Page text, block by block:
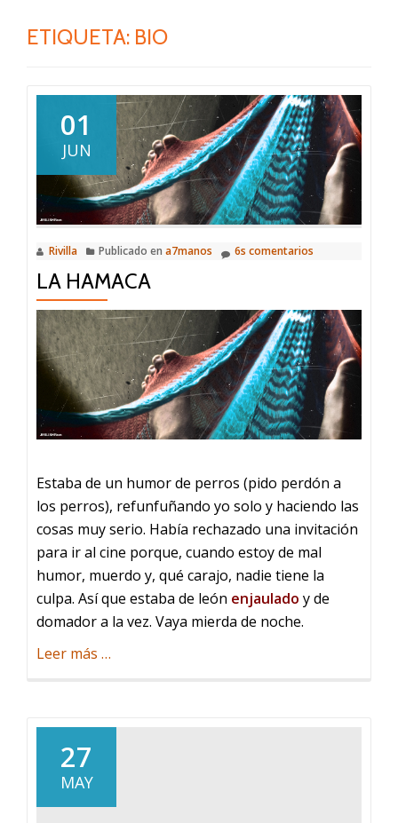
ETIQUETA: BIO
01
JUN
Rivilla Publicado en a7manos 6s comentarios
LA HAMACA
Estaba de un humor de perros (pido perdón a
los perros), refunfuñando yo solo y haciendo las
cosas muy serio. Había rechazado una invitación
para ir al cine porque, cuando estoy de mal
humor, muerdo y, qué carajo, nadie tiene la
culpa. Así que estaba de león enjaulado y de
domador a la vez. Vaya mierda de noche.
Leer más acerca
…
27
MAY